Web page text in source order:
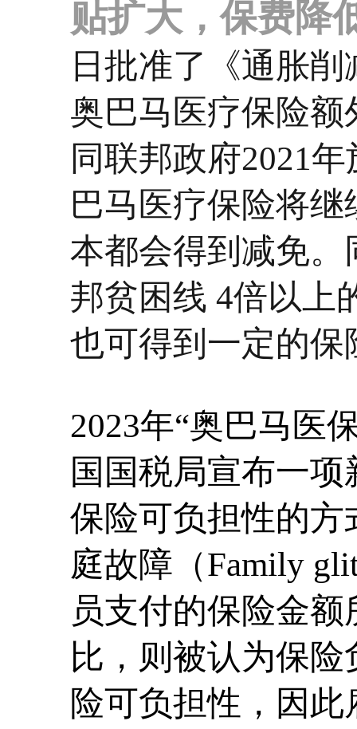
贴扩大，保费降
日批准了《通胀
奥巴马医疗保险额
同联邦政府2021
巴马医疗保险将
本都会得到减免。
邦贫困线 4倍以上
也可得到一定的
2023年“奥巴马医
国国税局宣布一
保险可负担性的
庭故障（Family
员支付的保险金
比，则被认为保
险可负担性，因